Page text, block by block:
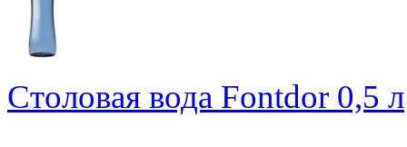
Столовая вода Fontdor 0,5 л